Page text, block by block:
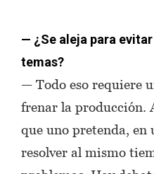
— ¿Se aleja para
temas?
— Todo eso requiere
frenar la producción.
que uno pretenda, en
resolver al mismo